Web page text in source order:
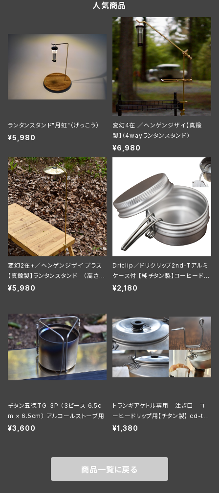
人気商品
ランタンスタンド"月虹"（げっこう）
¥5,980
変幻4在 ／ヘンゲンジザイ【真鍮
製】（4wayランタンスタンド）
¥6,980
変幻2在+／ヘンゲンジザイ プラス
【真鍮製】ランタンスタンド （高さU
Pver）
¥5,980
Driclip／ドリクリップ2nd-Tアルミ
ケース付 【純チタン製】コーヒードリ
ップ 注ぎ口
¥2,180
チタン五徳TG-3P （3ピース 6.5c
m × 6.5cm） アルコールストーブ用
¥3,600
トランギアケトル専用 注ぎ口 コ
ーヒードリップ用【チタン製】 cd-tra
ngiaT
¥1,380
商品一覧に戻る